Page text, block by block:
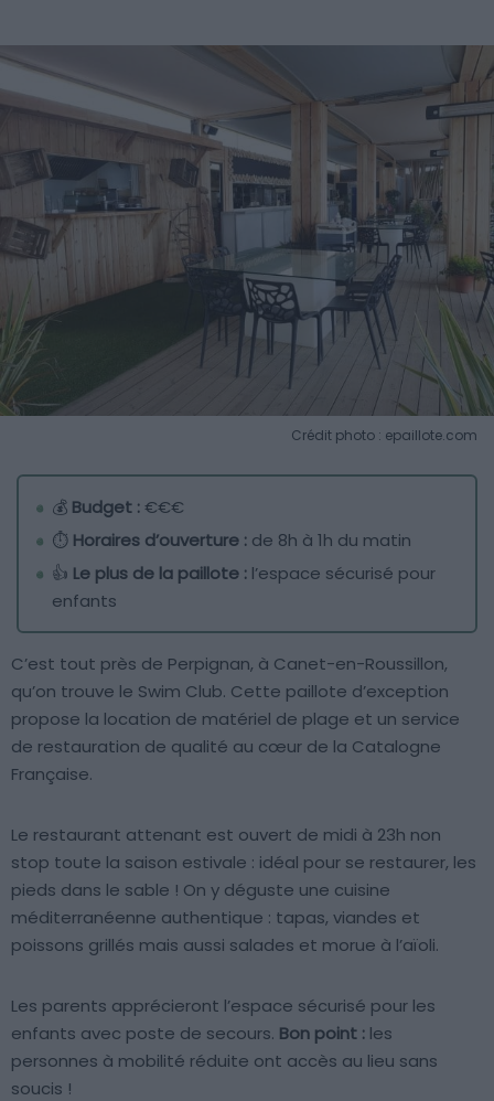
Crédit photo : epaillote.com
💰 Budget :€€€
⏱️ Horaires d’ouverture : de 8h à 1h du matin
👍 Le plus de la paillote : l’espace sécurisé pour
enfants
C’est tout près de Perpignan, à Canet-en-Roussillon,
qu’on trouve le Swim Club. Cette paillote d’exception
propose la location de matériel de plage et un service
de restauration de qualité au cœur de la Catalogne
Française.
Le restaurant attenant est ouvert de midi à 23h non
stop toute la saison estivale : idéal pour se restaurer, les
pieds dans le sable ! On y déguste une cuisine
méditerranéenne authentique : tapas, viandes et
poissons grillés mais aussi salades et morue à l’aïoli.
Les parents apprécieront l’espace sécurisé pour les
enfants avec poste de secours. Bon point : les
personnes à mobilité réduite ont accès au lieu sans
soucis !